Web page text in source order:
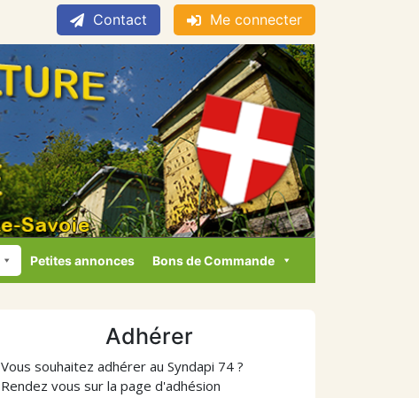
Contact Me connecter
Petites annonces Bons de Commande
Adhérer
Vous souhaitez adhérer au Syndapi 74 ?
Rendez vous sur la page d'adhésion